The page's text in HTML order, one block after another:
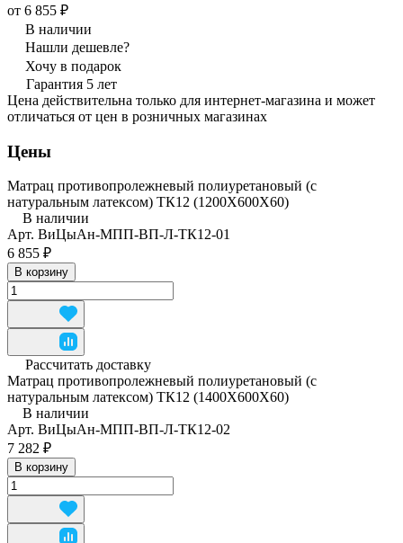
от 6 855 ₽
В наличии
Нашли дешевле?
Хочу в подарок
Гарантия 5 лет
Цена действительна только для интернет-магазина и может
отличаться от цен в розничных магазинах
Цены
Матрац противопролежневый полиуретановый (с
натуральным латексом) ТК12 (1200Х600Х60)
В наличии
Арт. ВиЦыАн-МПП-ВП-Л-ТК12-01
6 855 ₽
В корзину
Рассчитать доставку
Матрац противопролежневый полиуретановый (с
натуральным латексом) ТК12 (1400Х600Х60)
В наличии
Арт. ВиЦыАн-МПП-ВП-Л-ТК12-02
7 282 ₽
В корзину